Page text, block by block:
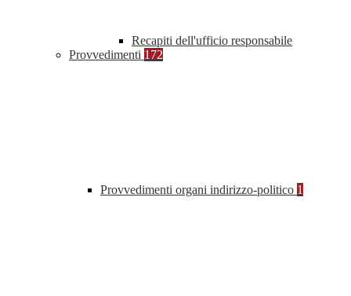
Recapiti dell'ufficio responsabile
Provvedimenti 172
Provvedimenti organi indirizzo-politico 1